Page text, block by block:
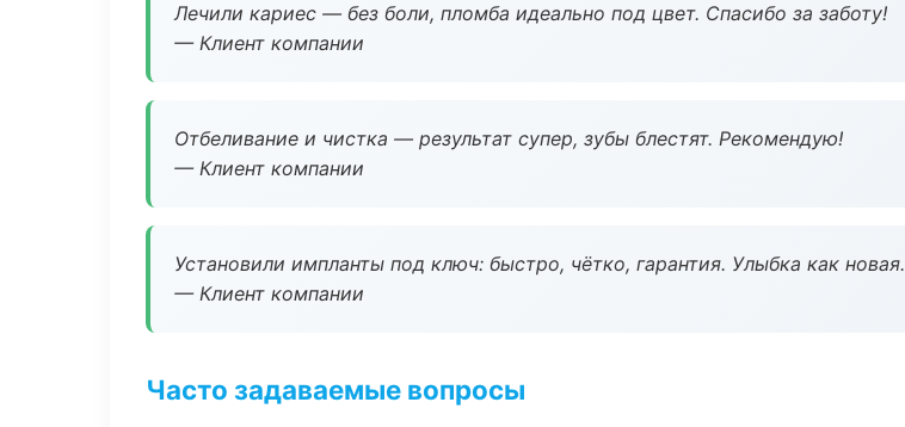
Лечили кариес — без боли, пломба идеально под цвет. Спасибо за заботу!
— Клиент компании
Отбеливание и чистка — результат супер, зубы блестят. Рекомендую!
— Клиент компании
Установили импланты под ключ: быстро, чётко, гарантия. Улыбка как новая.
— Клиент компании
Часто задаваемые вопросы